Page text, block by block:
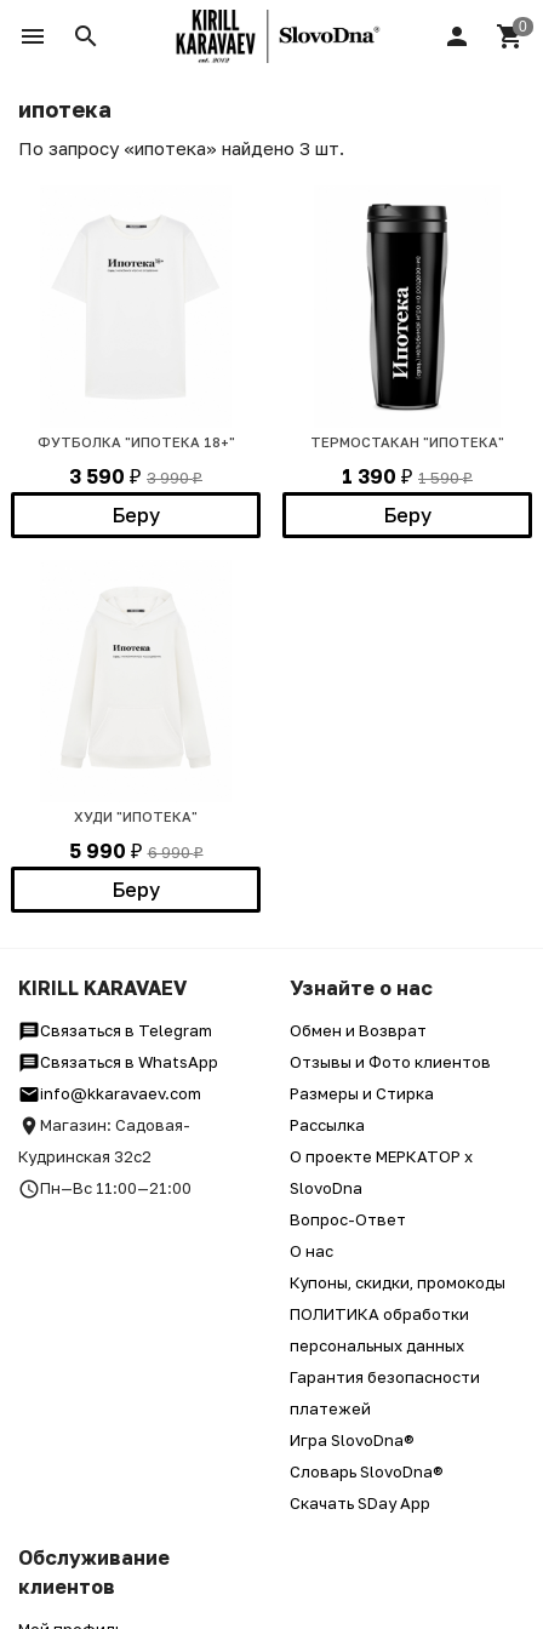
ипотека
По запросу «ипотека» найдено 3 шт.
ФУТБОЛКА "ИПОТЕКА 18+"
3 590 ₽ 3 990₽
Беру
ТЕРМОСТАКАН "ИПОТЕКА"
1 390 ₽ 1 590₽
Беру
ХУДИ "ИПОТЕКА"
5 990 ₽ 6 990₽
Беру
KIRILL KARAVAEV
Связаться в Telegram
Связаться в WhatsApp
info@kkaravaev.com
Магазин: Садовая-
Кудринская 32с2
Пн—Вс 11:00—21:00
Узнайте о нас
Обмен и Возврат
Отзывы и Фото клиентов
Размеры и Стирка
Рассылка
О проекте МЕРКАТОР x
SlovoDna
Вопрос-Ответ
О нас
Купоны, скидки, промокоды
ПОЛИТИКА обработки
персональных данных
Гарантия безопасности
платежей
Игра SlovoDna®
Словарь SlovoDna®
Скачать SDay App
Обслуживание
клиентов